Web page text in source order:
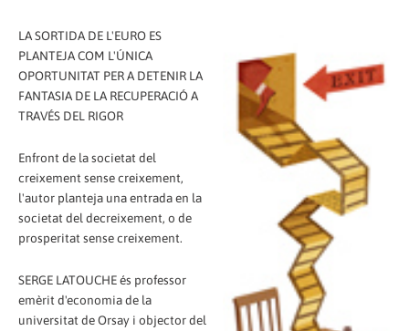
LA SORTIDA DE L'EURO ES
PLANTEJA COM L'ÚNICA
OPORTUNITAT PER A DETENIR LA
FANTASIA DE LA RECUPERACIÓ A
TRAVÉS DEL RIGOR
Enfront de la societat del
creixement sense creixement,
l'autor planteja una entrada en la
societat del decreixement, o de
prosperitat sense creixement.
SERGE LATOUCHE és professor
emèrit d'economia de la
universitat de Orsay i objector del